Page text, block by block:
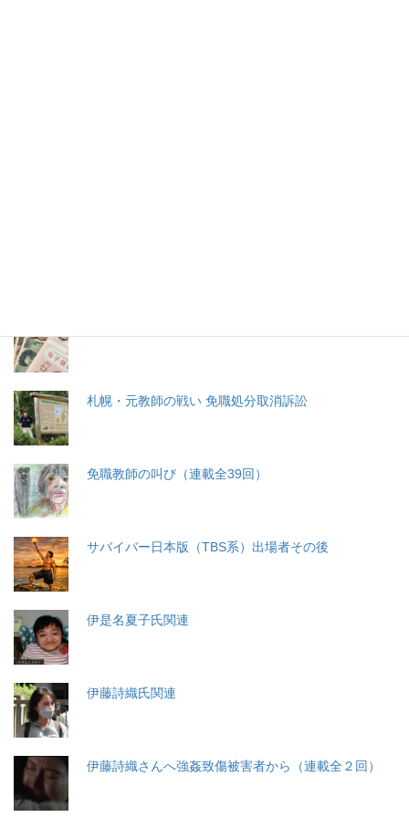
札幌・元教師の戦い 免職処分取消訴訟
免職教師の叫び（連載全39回）
サバイバー日本版（TBS系）出場者その後
伊是名夏子氏関連
伊藤詩織氏関連
伊藤詩織さんへ強姦致傷被害者から（連載全２回）